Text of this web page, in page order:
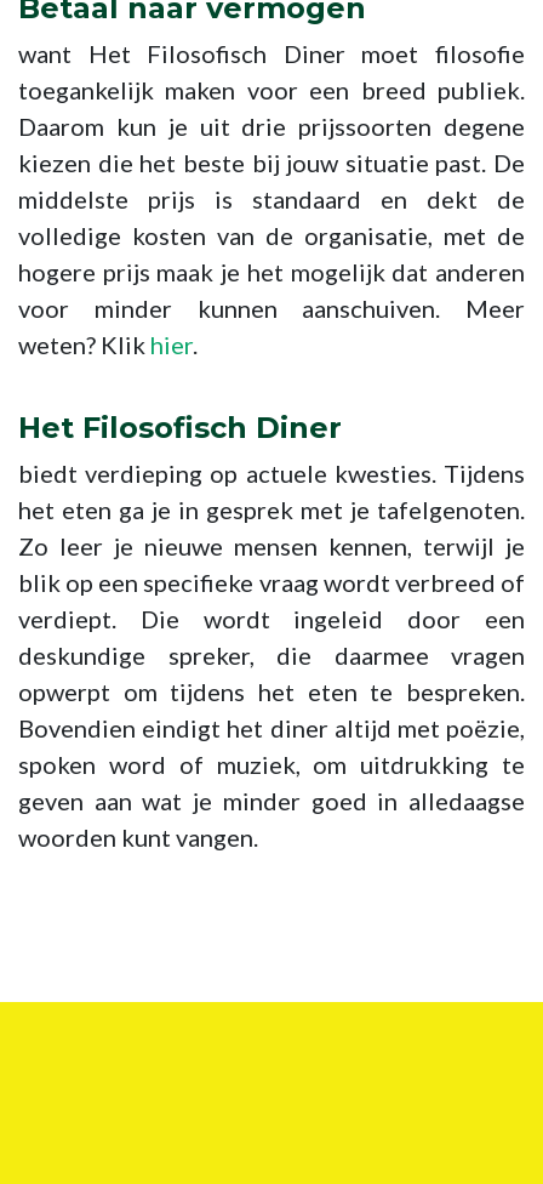
Betaal naar vermogen
want Het Filosofisch Diner moet filosofie
toegankelijk maken voor een breed publiek.
Daarom kun je uit drie prijssoorten degene
kiezen die het beste bij jouw situatie past. De
middelste prijs is standaard en dekt de
volledige kosten van de organisatie, met de
hogere prijs maak je het mogelijk dat anderen
voor minder kunnen aanschuiven. Meer
weten? Klik hier.
Het Filosofisch Diner
biedt verdieping op actuele kwesties. Tijdens
het eten ga je in gesprek met je tafelgenoten.
Zo leer je nieuwe mensen kennen, terwijl je
blik op een specifieke vraag wordt verbreed of
verdiept. Die wordt ingeleid door een
deskundige spreker, die daarmee vragen
opwerpt om tijdens het eten te bespreken.
Bovendien eindigt het diner altijd met poëzie,
spoken word of muziek, om uitdrukking te
geven aan wat je minder goed in alledaagse
woorden kunt vangen.